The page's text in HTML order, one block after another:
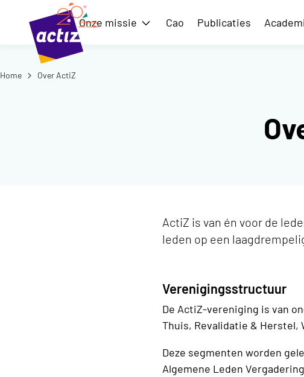
Naar hoofdinhoud
Naar menu
Naar de homepage
Onze missie Toon submenu voor Onze missie
Cao Publicaties
Home Over ActiZ
ActiZ is van én voor de
leden op een
Verenigingsstructuur
De ActiZ-vereniging is van
Thuis, Revalidatie & Herstel,
Deze segmenten worden
Algemene Leden